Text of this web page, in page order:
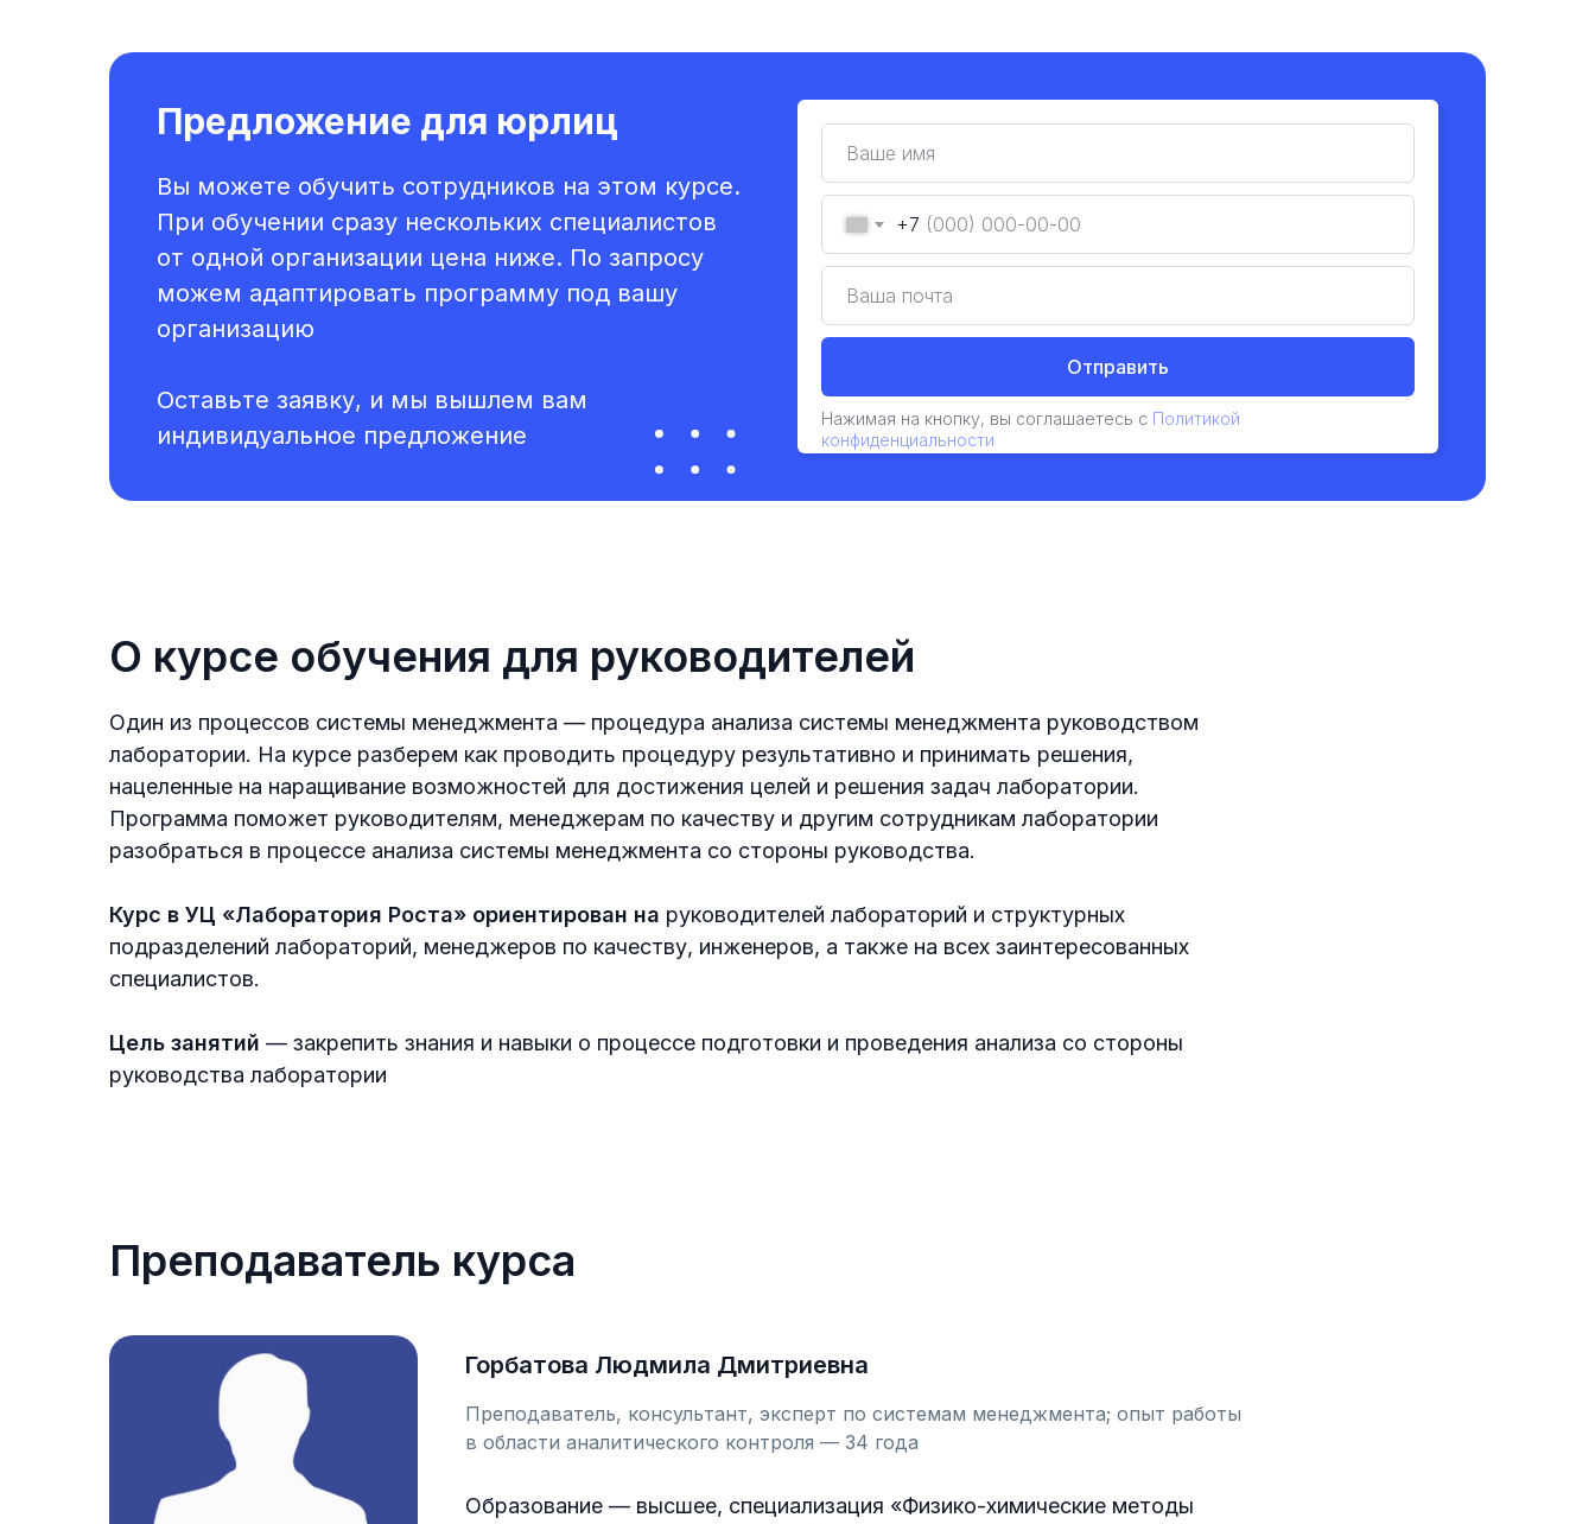
Вы можете обучить сотрудников на этом курсе.
При обучении сразу нескольких специалистов
от одной организации цена ниже. По запросу
можем адаптировать программу под вашу
организацию
Оставьте заявку, и мы вышлем вам
индивидуальное предложение
Предложение для юрлиц
Нажимая на кнопку, вы соглашаетесь с Политикой
конфиденциальности
+7
Отправить
О курсе обучения для руководителей
Один из процессов системы менеджмента — процедура анализа системы менеджмента руководством
лаборатории. На курсе разберем как проводить процедуру результативно и принимать решения,
нацеленные на наращивание возможностей для достижения целей и решения задач лаборатории.
Программа поможет руководителям, менеджерам по качеству и другим сотрудникам лаборатории
разобраться в процессе анализа системы менеджмента со стороны руководства.
Курс в УЦ «Лаборатория Роста» ориентирован на руководителей лабораторий и структурных
подразделений лабораторий, менеджеров по качеству, инженеров, а также на всех заинтересованных
специалистов.
Цель занятий — закрепить знания и навыки о процессе подготовки и проведения анализа со стороны
руководства лаборатории
Преподаватель курса
Горбатова Людмила Дмитриевна
Преподаватель, консультант, эксперт по системам менеджмента; опыт работы
в области аналитического контроля — 34 года
Образование — высшее, специализация «Физико-химические методы